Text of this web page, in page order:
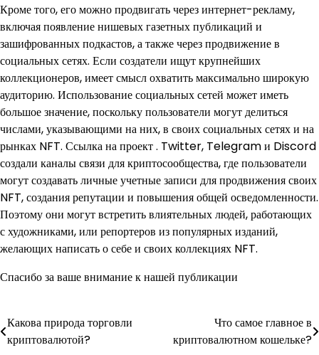
Кроме того, его можно продвигать через интернет-рекламу,
включая появление нишевых газетных публикаций и
зашифрованных подкастов, а также через продвижение в
социальных сетях. Если создатели ищут крупнейших
коллекционеров, имеет смысл охватить максимально широкую
аудиторию. Использование социальных сетей может иметь
большое значение, поскольку пользователи могут делиться
числами, указывающими на них, в своих социальных сетях и на
рынках NFT. Ссылка на проект . Twitter, Telegram и Discord
создали каналы связи для криптосообщества, где пользователи
могут создавать личные учетные записи для продвижения своих
NFT, создания репутации и повышения общей осведомленности.
Поэтому они могут встретить влиятельных людей, работающих
с художниками, или репортеров из популярных изданий,
желающих написать о себе и своих коллекциях NFT.
Спасибо за ваше внимание к нашей публикации
Навигация
Какова природа торговли
криптовалютой?
Что самое главное в
криптовалютном кошельке?